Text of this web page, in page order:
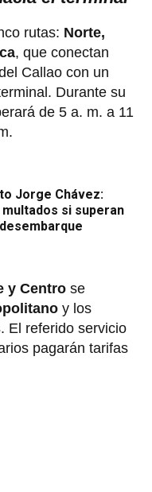
rutas: Norte,
, que conectan
Callao con un
Durante su
de 5 a. m. a 11
Jorge Chávez:
si superan
y Centro se
y los
. El referido servicio
pagarán tarifas